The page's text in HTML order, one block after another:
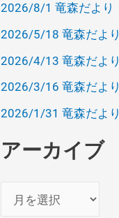
2026/8/1 竜森だより
2026/5/18 竜森だより
2026/4/13 竜森だより
2026/3/16 竜森だより
2026/1/31 竜森だより
アーカイブ